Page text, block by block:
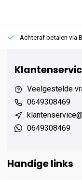
Achteraf betalen via
Veelgestelde
0649308469
0649308469
Handige links